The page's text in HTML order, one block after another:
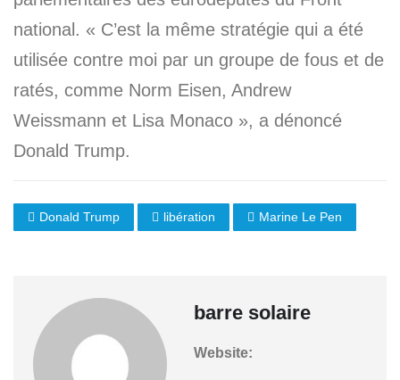
national. « C’est la même stratégie qui a été
utilisée contre moi par un groupe de fous et de
ratés, comme Norm Eisen, Andrew
Weissmann et Lisa Monaco », a dénoncé
Donald Trump.
Donald Trump libération Marine Le Pen
barre solaire
Website: